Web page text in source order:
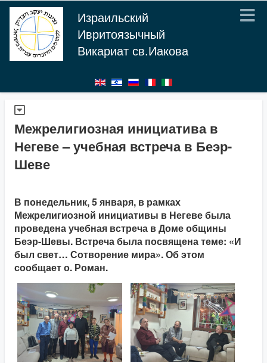
Израильский
Ивритоязычный
Викариат св.Иакова
Межрелигиозная инициатива в
Негеве – учебная встреча в Беэр-
Шеве
В понедельник, 5 января, в рамках
Межрелигиозной инициативы в Негеве была
проведена учебная встреча в Доме общины
Беэр-Шевы. Встреча была посвящена теме: «И
был свет… Сотворение мира». Об этом
сообщает о. Роман.